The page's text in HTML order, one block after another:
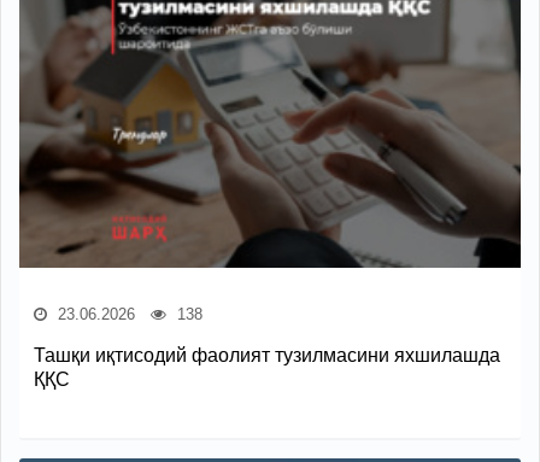
23.06.2026 138
Ташқи иқтисодий фаолият тузилмасини яхшилашда
ҚҚС